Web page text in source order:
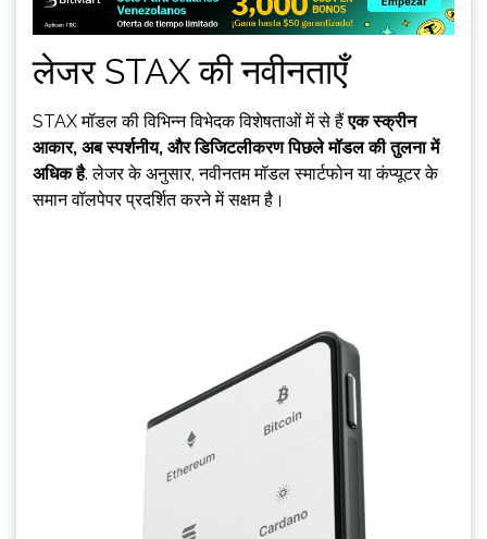
लेजर STAX की नवीनताएँ
STAX मॉडल की विभिन्न विभेदक विशेषताओं में से हैंएक स्क्रीन
आकार, अब स्पर्शनीय, और डिजिटलीकरण पिछले मॉडल की तुलना में
अधिक है. लेजर के अनुसार, नवीनतम मॉडल स्मार्टफोन या कंप्यूटर के
समान वॉलपेपर प्रदर्शित करने में सक्षम है।